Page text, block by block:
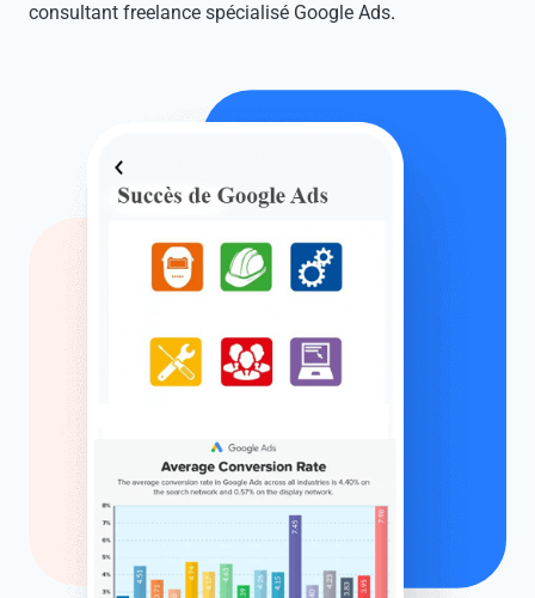
consultant freelance spécialisé Google Ads.